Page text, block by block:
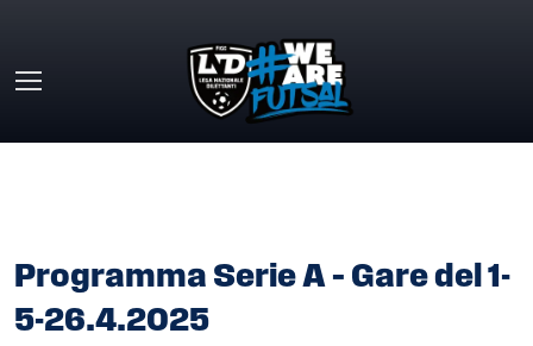
Programma Serie A – Gare del 1-
5-26.4.2025